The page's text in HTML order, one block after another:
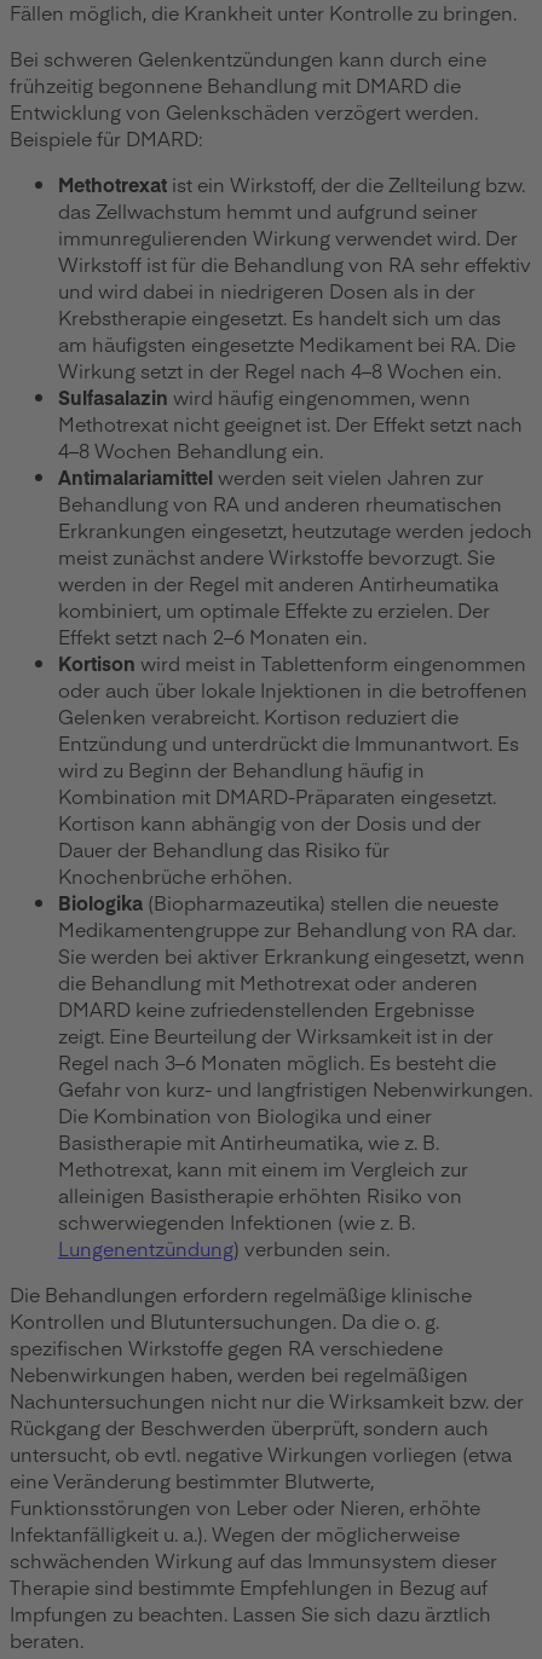
Fällen möglich, die Krankheit unter Kontrolle zu bringen.
Bei schweren Gelenkentzündungen kann durch eine
frühzeitig begonnene Behandlung mit DMARD die
Entwicklung von Gelenkschäden verzögert werden.
Beispiele für DMARD:
Methotrexat ist ein Wirkstoff, der die Zellteilung bzw.
das Zellwachstum hemmt und aufgrund seiner
immunregulierenden Wirkung verwendet wird. Der
Wirkstoff ist für die Behandlung von RA sehr effektiv
und wird dabei in niedrigeren Dosen als in der
Krebstherapie eingesetzt. Es handelt sich um das
am häufigsten eingesetzte Medikament bei RA. Die
Wirkung setzt in der Regel nach 4–8 Wochen ein.
Sulfasalazin wird häufig eingenommen, wenn
Methotrexat nicht geeignet ist. Der Effekt setzt nach
4–8 Wochen Behandlung ein.
Antimalariamittelwerden seit vielen Jahren zur
Behandlung von RA und anderen rheumatischen
Erkrankungen eingesetzt, heutzutage werden jedoch
meist zunächst andere Wirkstoffe bevorzugt. Sie
werden in der Regel mit anderen Antirheumatika
kombiniert, um optimale Effekte zu erzielen. Der
Effekt setzt nach 2–6 Monaten ein.
Kortison wird meist in Tablettenform eingenommen
oder auch über lokale Injektionen in die betroffenen
Gelenken verabreicht. Kortison reduziert die
Entzündung und unterdrückt die Immunantwort. Es
wird zu Beginn der Behandlung häufig in
Kombination mit DMARD-Präparaten eingesetzt.
Kortison kann abhängig von der Dosis und der
Dauer der Behandlung das Risiko für
Knochenbrüche erhöhen.
Biologika (Biopharmazeutika) stellen die neueste
Medikamentengruppe zur Behandlung von RA dar.
Sie werden bei aktiver Erkrankung eingesetzt, wenn
die Behandlung mit Methotrexat oder anderen
DMARD keine zufriedenstellenden Ergebnisse
zeigt. Eine Beurteilung der Wirksamkeit ist in der
Regel nach 3–6 Monaten möglich. Es besteht die
Gefahr von kurz- und langfristigen Nebenwirkungen.
Die Kombination von Biologika und einer
Basistherapie mit Antirheumatika, wie z. B.
Methotrexat, kann mit einem im Vergleich zur
alleinigen Basistherapie erhöhten Risiko von
schwerwiegenden Infektionen (wie z. B.
Lungenentzündung) verbunden sein.
Die Behandlungen erfordern regelmäßige klinische
Kontrollen und Blutuntersuchungen. Da die o. g.
spezifischen Wirkstoffe gegen RA verschiedene
Nebenwirkungen haben, werden bei regelmäßigen
Nachuntersuchungen nicht nur die Wirksamkeit bzw. der
Rückgang der Beschwerden überprüft, sondern auch
untersucht, ob evtl. negative Wirkungen vorliegen (etwa
eine Veränderung bestimmter Blutwerte,
Funktionsstörungen von Leber oder Nieren, erhöhte
Infektanfälligkeit u. a.). Wegen der möglicherweise
schwächenden Wirkung auf das Immunsystem dieser
Therapie sind bestimmte Empfehlungen in Bezug auf
Impfungen zu beachten. Lassen Sie sich dazu ärztlich
beraten.